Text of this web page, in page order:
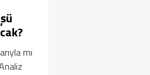
mı